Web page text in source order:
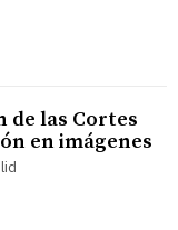
de las Cortes
en imágenes